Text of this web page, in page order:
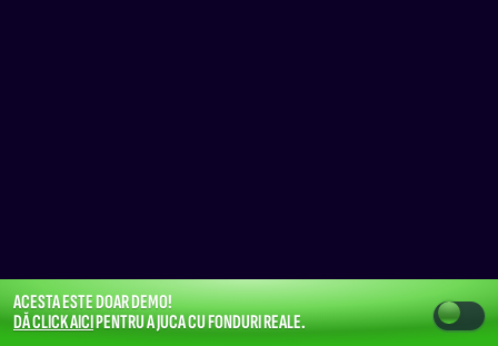
ACESTA ESTE DOAR DEMO!
DĂ CLICK AICIPENTRU A JUCA CU FONDURI REALE.